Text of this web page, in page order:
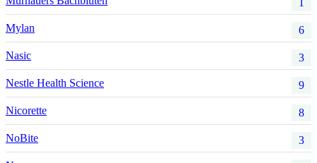
1
Mylan 6
Nasic 3
Nestle Health Science 9
Nicorette 8
NoBite 3